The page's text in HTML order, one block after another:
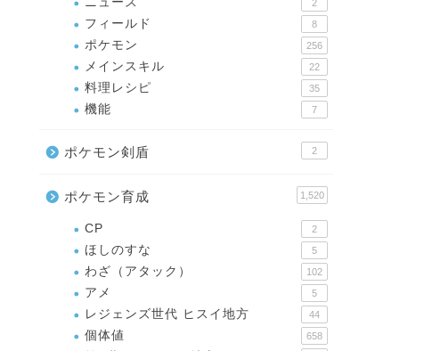
2
フィールド 8
ポケモン 256
メインスキル 22
料理レシピ 35
機能 7
ポケモン剣盾 2
ポケモン育成 1,520
CP 2
ほしのすな 5
わざ（アタック） 102
アメ 5
レジェンズ世代 ヒスイ地方 44
個体値 658